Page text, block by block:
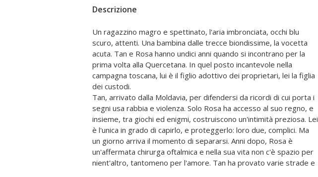
Descrizione
Un ragazzino magro e spettinato, l'aria imbronciata, occhi blu
scuro, attenti. Una bambina dalle trecce biondissime, la vocetta
acuta. Tan e Rosa hanno undici anni quando si incontrano per la
prima volta alla Quercetana. In quel posto incantevole nella
campagna toscana, lui è il figlio adottivo dei proprietari, lei la figlia
dei custodi.
Tan, arrivato dalla Moldavia, per difendersi da ricordi di cui porta i
segni usa rabbia e violenza. Solo Rosa ha accesso al suo regno, e
insieme, tra giochi ed enigmi, costruiscono un'intimità preziosa. Lei
è l'unica in grado di capirlo, e proteggerlo: loro due, complici. Ma
un giorno arriva il momento di separarsi. Anni dopo, Rosa è
un'affermata chirurga oftalmica e nella sua vita non c'è spazio per
nient'altro, tantomeno per l'amore. Tan ha provato varie strade e